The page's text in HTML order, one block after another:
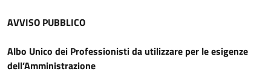
AVVISO PUBBLICO
Albo Unico dei Professionisti da utilizzare per le esigenze
dell’Amministrazione